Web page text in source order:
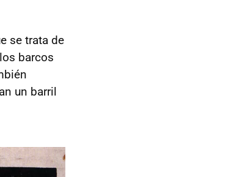
se trata de
barcos
un barril